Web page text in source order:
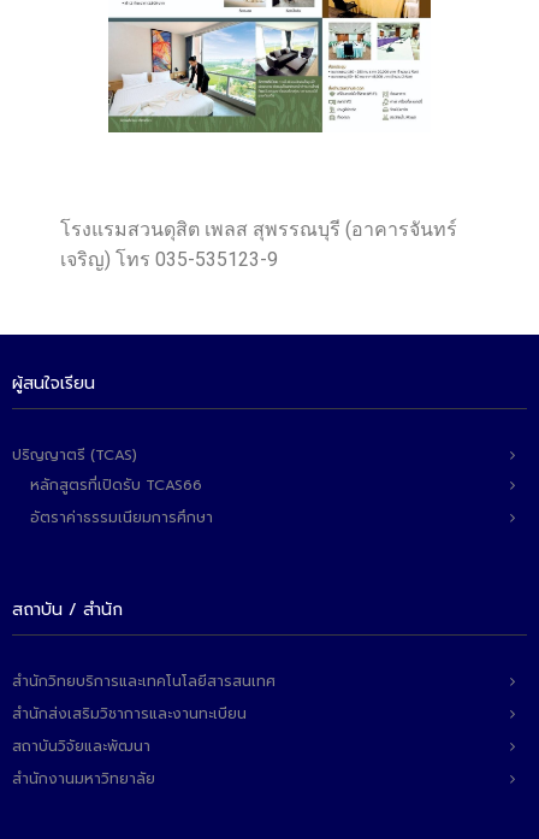
ติดต่อเรา
โรงแรมสวนดุสิต เพลส สุพรรณบุรี (อาคารจันทร์
เจริญ) โทร 035-535123-9
ผู้สนใจเรียน
ปริญญาตรี (TCAS)
หลักสูตรที่เปิดรับ TCAS66
อัตราค่าธรรมเนียมการศึกษา
สถาบัน / สำนัก
สำนักวิทยบริการและเทคโนโลยีสารสนเทศ
สำนักส่งเสริมวิชาการและงานทะเบียน
สถาบันวิจัยและพัฒนา
สำนักงานมหาวิทยาลัย